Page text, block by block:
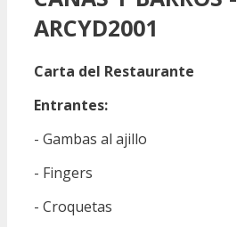
ARCYD2001
Carta del Restaurante
Entrantes:
- Gambas al ajillo
- Fingers
- Croquetas